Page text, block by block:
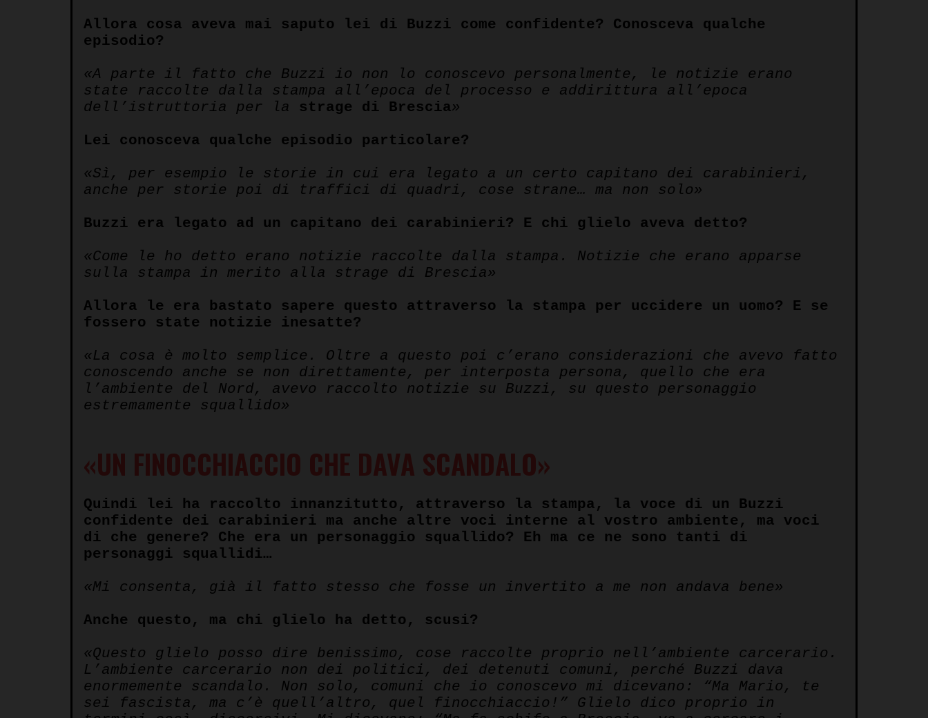
Allora cosa aveva mai saputo lei di Buzzi come confidente? Conosceva qualche
episodio?
«A parte il fatto che Buzzi io non lo conoscevo personalmente, le notizie erano
state raccolte dalla stampa all’epoca del processo e addirittura all’epoca
dell’istruttoria per la strage di Brescia»
Lei conosceva qualche episodio particolare?
«Sì, per esempio le storie in cui era legato a un certo capitano dei carabinieri,
anche per storie poi di traffici di quadri, cose strane… ma non solo»
Buzzi era legato ad un capitano dei carabinieri? E chi glielo aveva detto?
«Come le ho detto erano notizie raccolte dalla stampa. Notizie che erano apparse
sulla stampa in merito alla strage di Brescia»
Allora le era bastato sapere questo attraverso la stampa per uccidere un uomo? E se
fossero state notizie inesatte?
«La cosa è molto semplice. Oltre a questo poi c’erano considerazioni che avevo fatto
conoscendo anche se non direttamente, per interposta persona, quello che era
l’ambiente del Nord, avevo raccolto notizie su Buzzi, su questo personaggio
estremamente squallido»
«UN FINOCCHIACCIO CHE DAVA SCANDALO»
Quindi lei ha raccolto innanzitutto, attraverso la stampa, la voce di un Buzzi
confidente dei carabinieri ma anche altre voci interne al vostro ambiente, ma voci
di che genere? Che era un personaggio squallido? Eh ma ce ne sono tanti di
personaggi squallidi…
«Mi consenta, già il fatto stesso che fosse un invertito a me non andava bene»
Anche questo, ma chi glielo ha detto, scusi?
«Questo glielo posso dire benissimo, cose raccolte proprio nell’ambiente carcerario.
L’ambiente carcerario non dei politici, dei detenuti comuni, perché Buzzi dava
enormemente scandalo. Non solo, comuni che io conoscevo mi dicevano: “Ma Mario, te
sei fascista, ma c’è quell’altro, quel finocchiaccio!”
Glielo dico proprio in